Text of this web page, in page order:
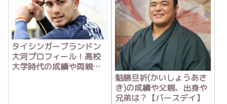
タイシンガーブランドン
大河プロフィール！高校
大学時代の成績や両親
魁勝旦祈(かいしょうあさ
き)の成績や父親、出身や
兄弟は？【バースデイ】